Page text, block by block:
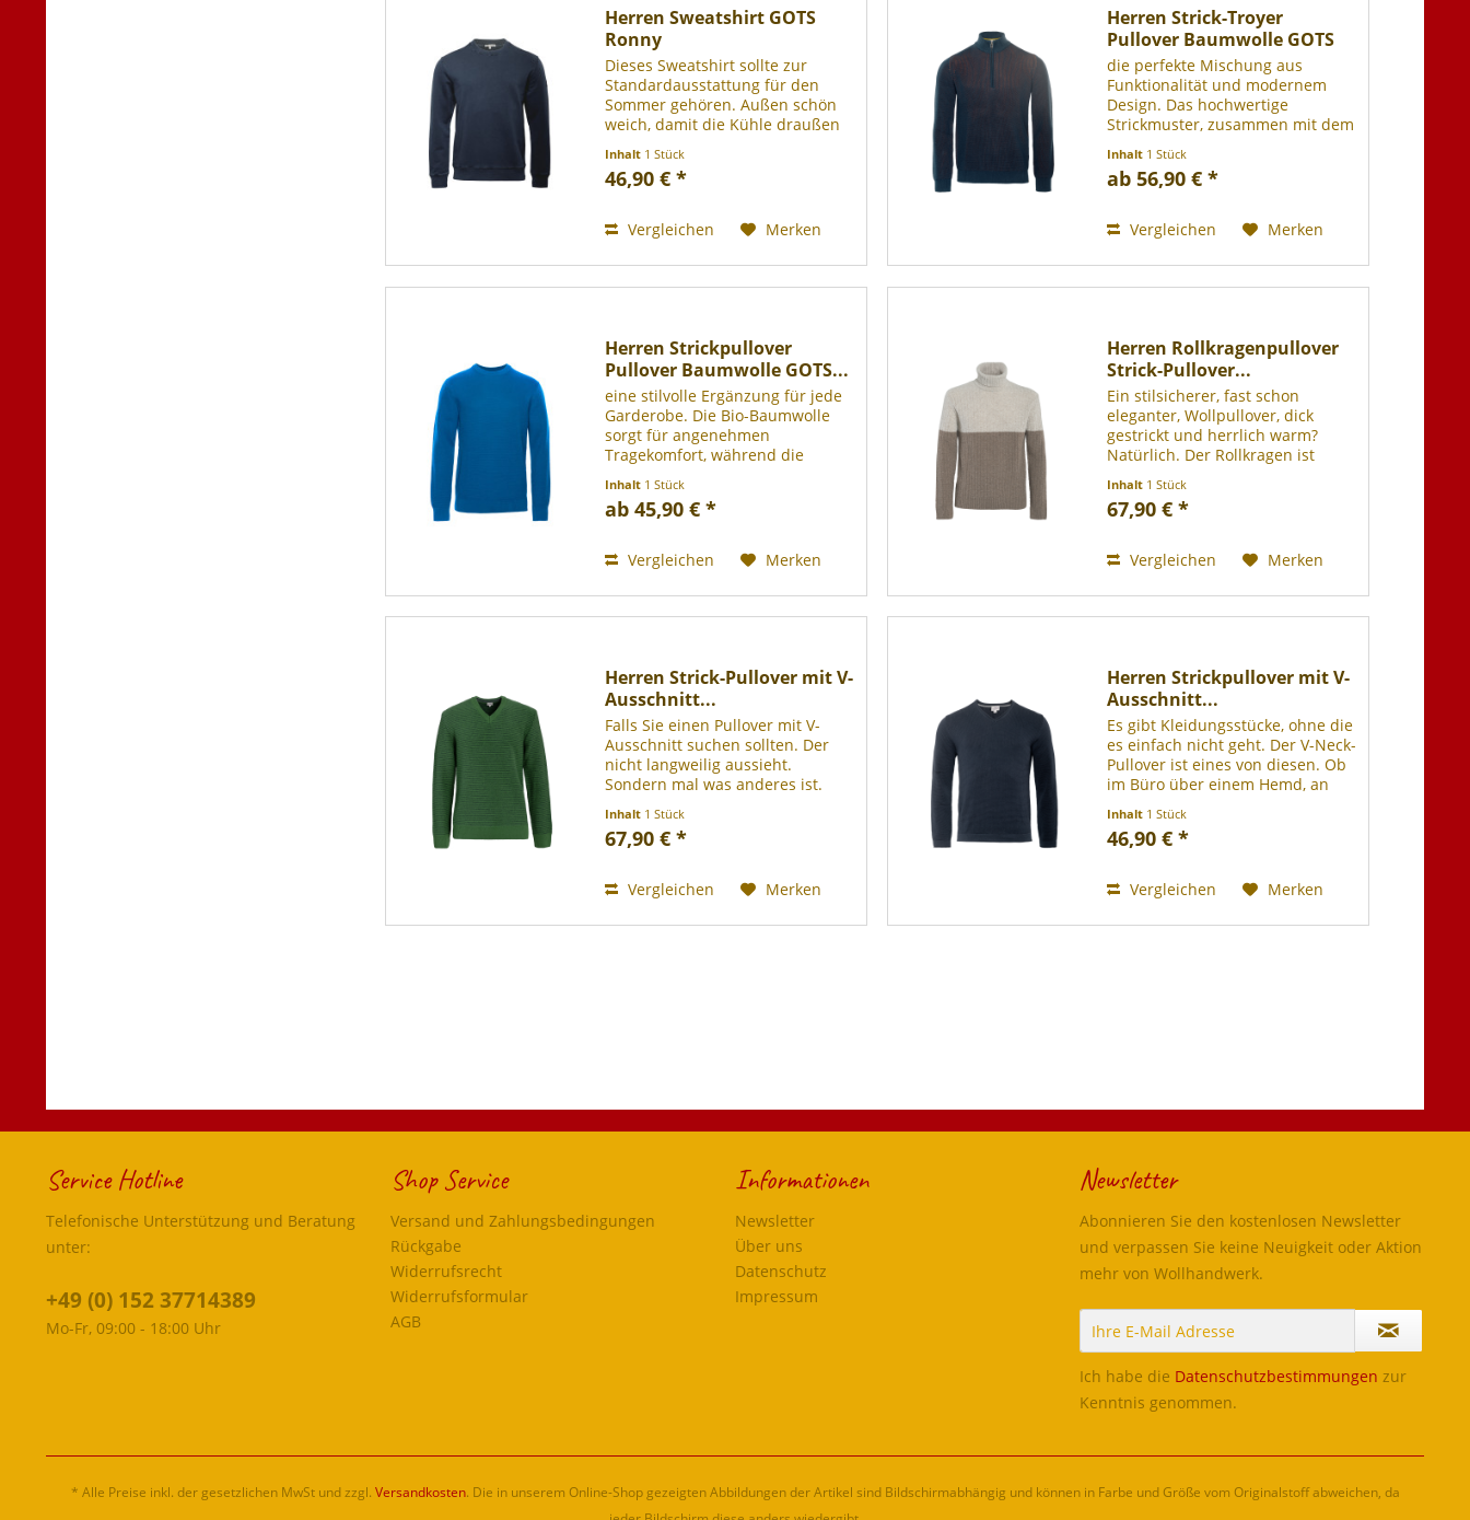
Herren Sweatshirt GOTS
Ronny
Dieses Sweatshirt sollte zur
Standardausstattung für den
Sommer gehören. Außen schön
weich, damit die Kühle draußen
glatt, so dass es nicht zu warm
wird. Attraktiv geschnitten, in
und...
Inhalt 1 Stück
46,90 € *
Vergleichen Merken
Herren Strick-Troyer
Pullover Baumwolle GOTS
Samy
die perfekte Mischung aus
Funktionalität und modernem
Design. Das hochwertige
Strickmuster, zusammen mit dem
Reißverschluss und den
abgesetzten Rippbündchen,
langlebigen...
Inhalt 1 Stück
ab 56,90 € *
Vergleichen Merken
Herren Strickpullover
Pullover Baumwolle GOTS...
eine stilvolle Ergänzung für jede
Garderobe. Die Bio-Baumwolle
sorgt für angenehmen
Tragekomfort, während die
feinen Details, wie die
Kontraststreifen am Kragen, das
auch...
Inhalt 1 Stück
ab 45,90 € *
Vergleichen Merken
Herren Rollkragenpullover
Strick-Pullover...
Ein stilsicherer, fast schon
eleganter, Wollpullover, dick
gestrickt und herrlich warm?
Natürlich. Der Rollkragen ist
ausdrucksstarkes Fashion-
Statement geworden. Und dabei
funktionales...
Inhalt 1 Stück
67,90 € *
Vergleichen Merken
Herren Strick-Pullover mit V-
Ausschnitt...
Falls Sie einen Pullover mit V-
Ausschnitt suchen sollten. Der
nicht langweilig aussieht.
Sondern mal was anderes ist.
und in jeder Kombi. Und dazu
noch sehr bequem ist. Und
Inhalt 1 Stück
67,90 € *
Vergleichen Merken
Herren Strickpullover mit V-
Ausschnitt...
Es gibt Kleidungsstücke, ohne die
es einfach nicht geht. Der V-Neck-
Pullover ist eines von diesen. Ob
im Büro über einem Hemd, an
oder bei leichter Brise am Strand,
ein Bio-Baumwoll-Pulli mit dem
Inhalt 1 Stück
46,90 € *
Vergleichen Merken
Service Hotline
Telefonische Unterstützung und Beratung
unter:
+49 (0) 152 37714389
Mo-Fr, 09:00 - 18:00 Uhr
Shop Service
Versand und Zahlungsbedingungen
Rückgabe
Widerrufsrecht
Widerrufsformular
AGB
Informationen
Newsletter
Über uns
Datenschutz
Impressum
Newsletter
Abonnieren Sie den kostenlosen Newsletter
und verpassen Sie keine Neuigkeit oder Aktion
mehr von Wollhandwerk.
Ich habe die Datenschutzbestimmungen zur
Kenntnis genommen.
* Alle Preise inkl. der gesetzlichen MwSt und zzgl. Versandkosten. Die in unserem Online-Shop gezeigten Abbildungen der Artikel sind Bildschirmabhängig und können in Farbe und Größe vom Originalstoff abweichen, da